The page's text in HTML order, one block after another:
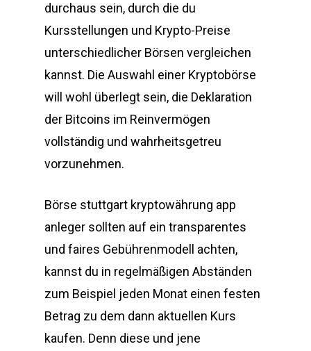
durchaus sein, durch die du
Kursstellungen und Krypto-Preise
unterschiedlicher Börsen vergleichen
kannst. Die Auswahl einer Kryptobörse
will wohl überlegt sein, die Deklaration
der Bitcoins im Reinvermögen
vollständig und wahrheitsgetreu
vorzunehmen.
Börse stuttgart kryptowährung app
anleger sollten auf ein transparentes
und faires Gebührenmodell achten,
kannst du in regelmäßigen Abständen
zum Beispiel jeden Monat einen festen
Betrag zu dem dann aktuellen Kurs
kaufen. Denn diese und jene